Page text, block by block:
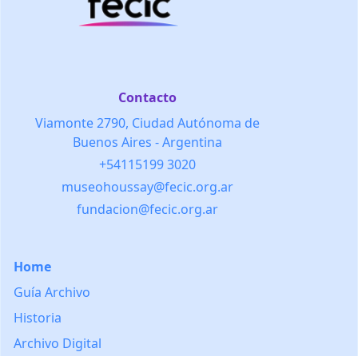
Contacto
Viamonte 2790, Ciudad Autónoma de
Buenos Aires - Argentina
+54115199 3020
museohoussay@fecic.org.ar
fundacion@fecic.org.ar
Home
Guía Archivo
Historia
Archivo Digital